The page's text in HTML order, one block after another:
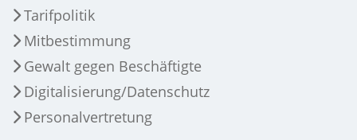
Tarifpolitik
Mitbestimmung
Gewalt gegen Beschäftigte
Digitalisierung/Datenschutz
Personalvertretung